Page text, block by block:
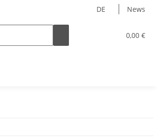
DE News
0,00 €